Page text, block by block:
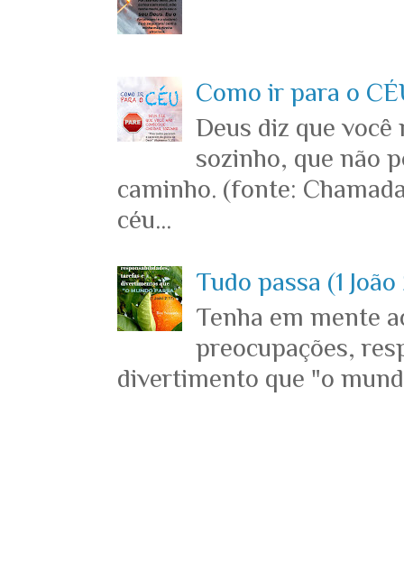
Como ir para o
Deus diz que você
sozinho, que não
caminho. (fonte:
céu...
Tudo passa (1 João
Tenha em mente
preocupações,
divertimento que "o